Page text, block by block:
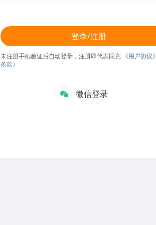
登录/注册
未注册手机验证后自动登录，注册即代表同意 《用户协议》
条款》
微信登录